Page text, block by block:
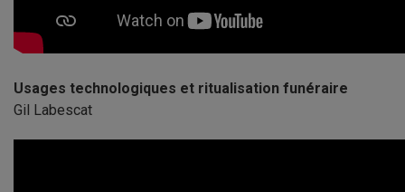
Usages technologiques et ritualisation funéraire
Gil Labescat